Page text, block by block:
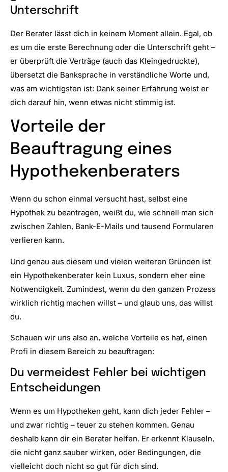
Unterschrift
Der Berater lässt dich in keinem Moment allein. Egal, ob
es um die erste Berechnung oder die Unterschrift geht –
er überprüft die Verträge (auch das Kleingedruckte),
übersetzt die Banksprache in verständliche Worte und,
was am wichtigsten ist: Dank seiner Erfahrung weist er
dich darauf hin, wenn etwas nicht stimmig ist.
Vorteile der
Beauftragung eines
Hypothekenberaters
Wenn du schon einmal versucht hast, selbst eine
Hypothek zu beantragen, weißt du, wie schnell man sich
zwischen Zahlen, Bank-E-Mails und tausend Formularen
verlieren kann.
Und genau aus diesem und vielen weiteren Gründen ist
ein Hypothekenberater kein Luxus, sondern eher eine
Notwendigkeit. Zumindest, wenn du den ganzen Prozess
wirklich richtig machen willst – und glaub uns, das willst
du.
Schauen wir uns also an, welche Vorteile es hat, einen
Profi in diesem Bereich zu beauftragen:
Du vermeidest Fehler bei wichtigen
Entscheidungen
Wenn es um Hypotheken geht, kann dich jeder Fehler –
und zwar richtig – teuer zu stehen kommen. Genau
deshalb kann dir ein Berater helfen. Er erkennt Klauseln,
die nicht ganz sauber wirken, oder Bedingungen, die
vielleicht doch nicht so gut für dich sind.